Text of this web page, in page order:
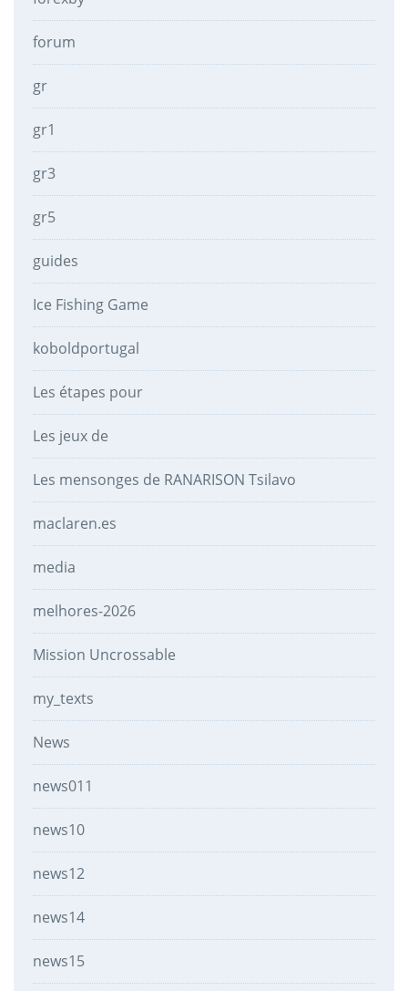
forum
gr
gr1
gr3
gr5
guides
Ice Fishing Game
koboldportugal
Les étapes pour
Les jeux de
Les mensonges de RANARISON Tsilavo
maclaren.es
media
melhores-2026
Mission Uncrossable
my_texts
News
news011
news10
news12
news14
news15